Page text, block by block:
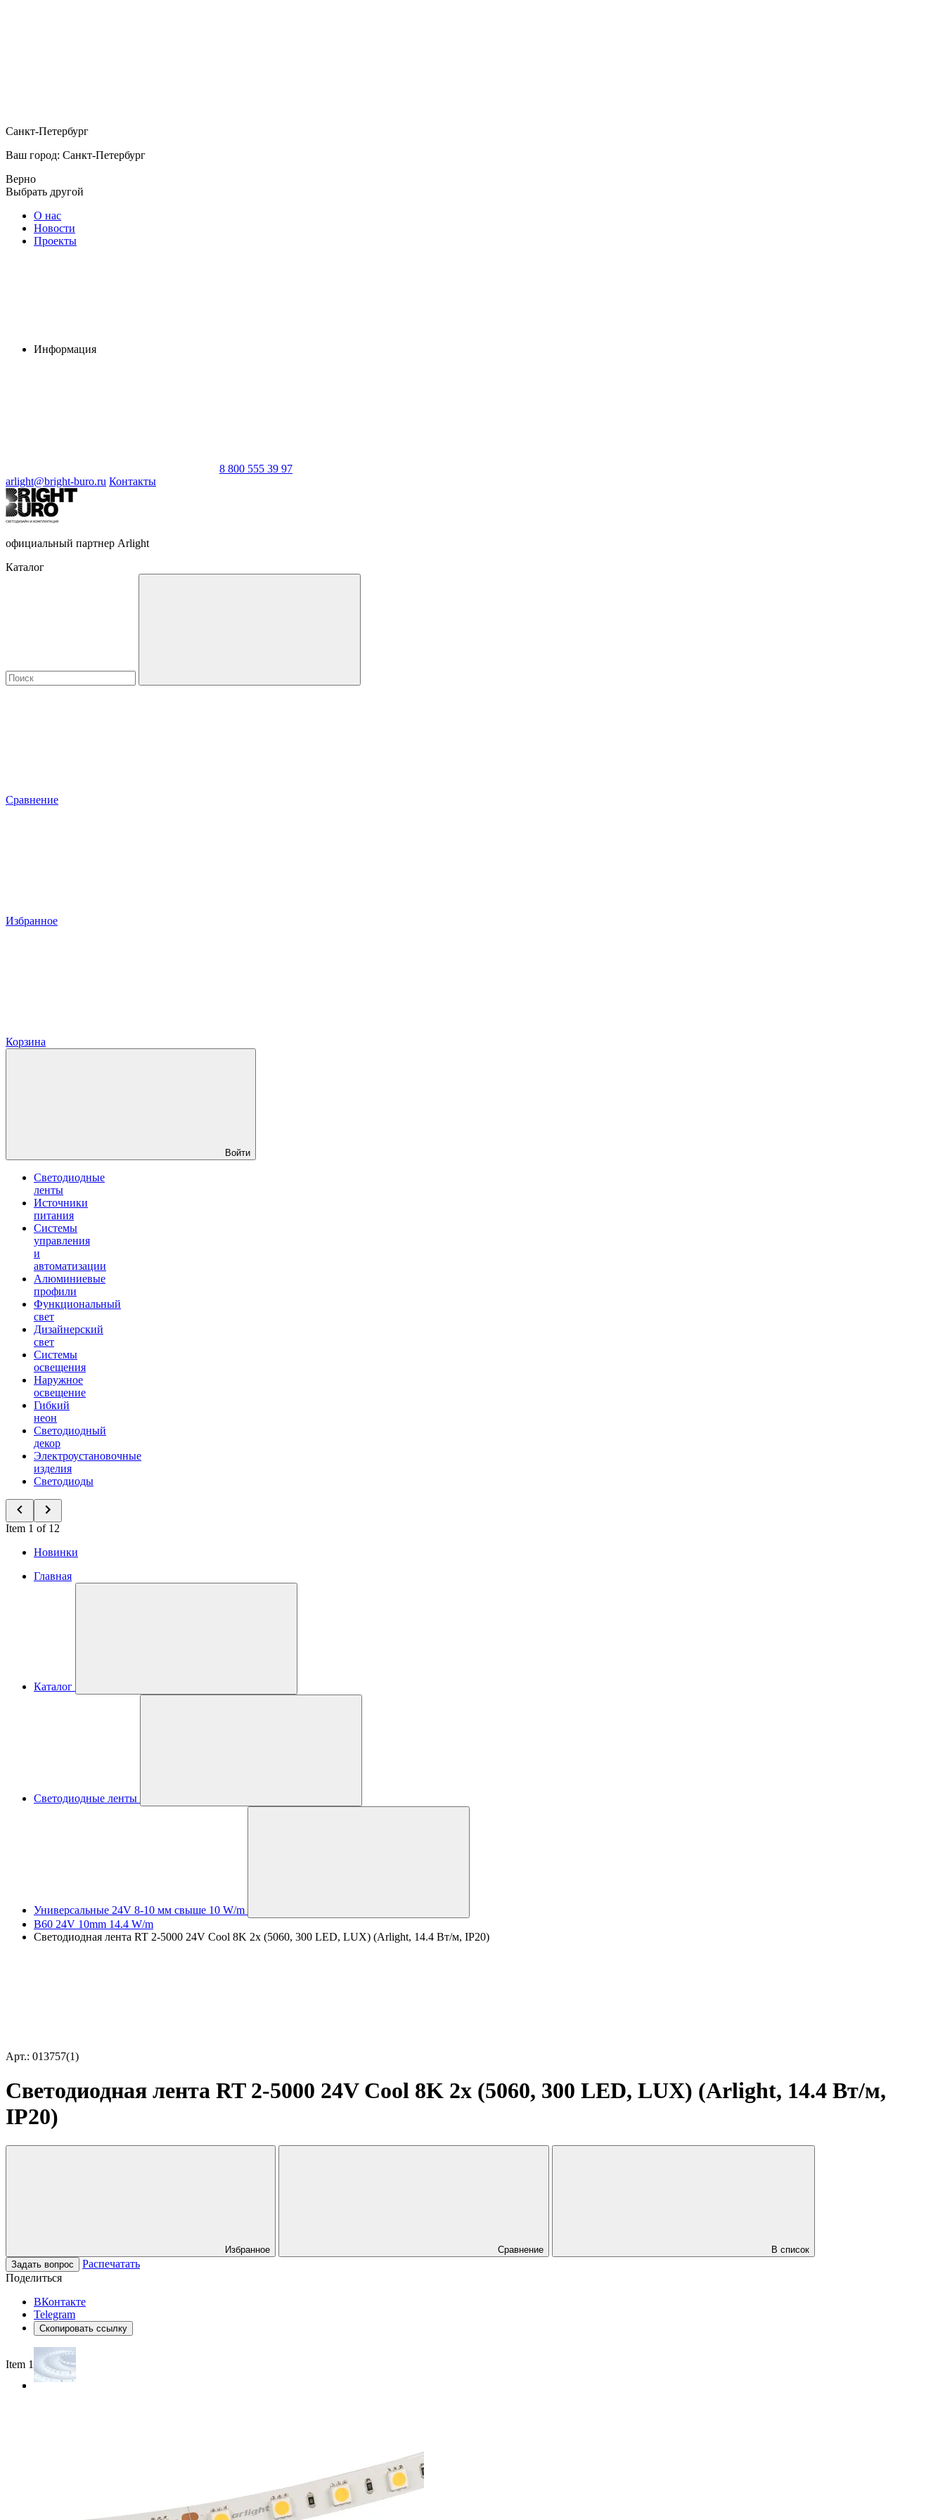
Санкт-Петербург
Ваш город: Санкт-Петербург
Верно
Выбрать другой
О нас
Новости
Проекты
Информация
8 800 555 39 97
arlight@bright-buro.ru Контакты
официальный партнер Arlight
Каталог
Сравнение
Избранное
Корзина
Войти
Светодиодные
ленты
Источники
питания
Системы
управления
и
автоматизации
Алюминиевые
профили
Функциональный
свет
Дизайнерский
свет
Системы
освещения
Наружное
освещение
Гибкий
неон
Светодиодный
декор
Электроустановочные
изделия
Светодиоды
Item 1 of 12
Новинки
Главная
Каталог
Светодиодные ленты
Универсальные 24V 8-10 мм свыше 10 W/m
B60 24V 10mm 14.4 W/m
Светодиодная лента RT 2-5000 24V Cool 8K 2x (5060, 300 LED, LUX) (Arlight, 14.4 Вт/м, IP20)
Арт.: 013757(1)
Светодиодная лента RT 2-5000 24V Cool 8K 2x (5060, 300 LED, LUX) (Arlight, 14.4 Вт/м,
IP20)
Избранное Сравнение
В список
Задать вопрос
Распечатать
Поделиться
ВКонтакте
Telegram
Скопировать ссылку
Item 1 of 3